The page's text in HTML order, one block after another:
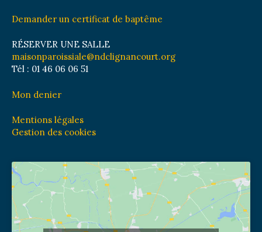
Demander un certificat de baptême
RÉSERVER UNE SALLE
maisonparoissiale@ndclignancourt.org
Tél : 01 46 06 06 51
Mon denier
Mentions légales
Gestion des cookies